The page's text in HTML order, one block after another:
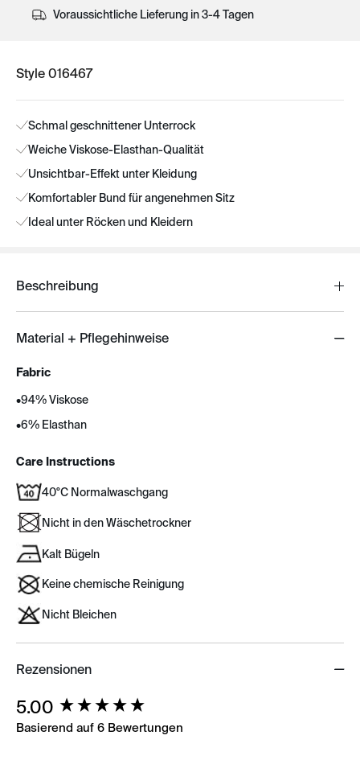
Voraussichtliche Lieferung in 3-4 Tagen
Style 016467
Schmal geschnittener Unterrock
Weiche Viskose-Elasthan-Qualität
Unsichtbar-Effekt unter Kleidung
Komfortabler Bund für angenehmen Sitz
Ideal unter Röcken und Kleidern
Beschreibung
Material + Pflegehinweise
Fabric
•94% Viskose
•6% Elasthan
Care Instructions
40°C Normalwaschgang
Nicht in den Wäschetrockner
Kalt Bügeln
Keine chemische Reinigung
Nicht Bleichen
Rezensionen
5.00
Basierend auf 6 Bewertungen
New content loaded